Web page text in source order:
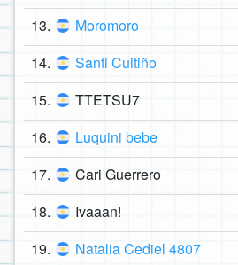
13. Moromoro
14. Santi Cuitiño
15. TTETSU7
16. Luquini bebe
17. Cari Guerrero
18. Ivaaan!
19. Natalia Cediel 4807